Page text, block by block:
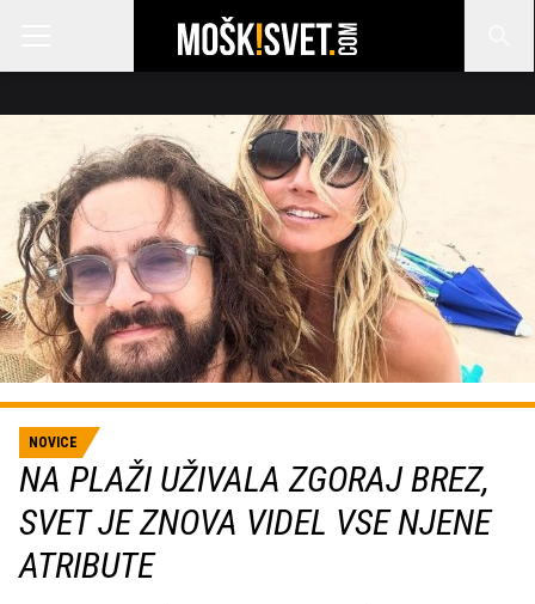
NOVICE
NA PLAŽI UŽIVALA ZGORAJ BREZ,
SVET JE ZNOVA VIDEL VSE NJENE
ATRIBUTE